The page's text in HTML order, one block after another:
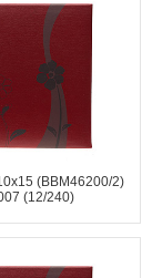
(BBM46200/2)
(12/240)